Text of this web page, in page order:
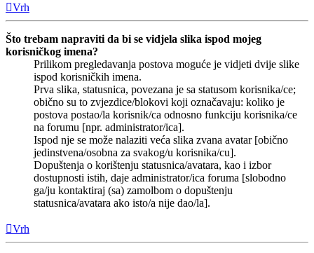
Vrh
Što trebam napraviti da bi se vidjela slika ispod mojeg
korisničkog imena?
Prilikom pregledavanja postova moguće je vidjeti dvije slike
ispod korisničkih imena.
Prva slika, statusnica, povezana je sa statusom korisnika/ce;
obično su to zvjezdice/blokovi koji označavaju: koliko je
postova postao/la korisnik/ca odnosno funkciju korisnika/ce
na forumu [npr. administrator/ica].
Ispod nje se može nalaziti veća slika zvana avatar [obično
jedinstvena/osobna za svakog/u korisnika/cu].
Dopuštenja o korištenju statusnica/avatara, kao i izbor
dostupnosti istih, daje administrator/ica foruma [slobodno
ga/ju kontaktiraj (sa) zamolbom o dopuštenju
statusnica/avatara ako isto/a nije dao/la].
Vrh